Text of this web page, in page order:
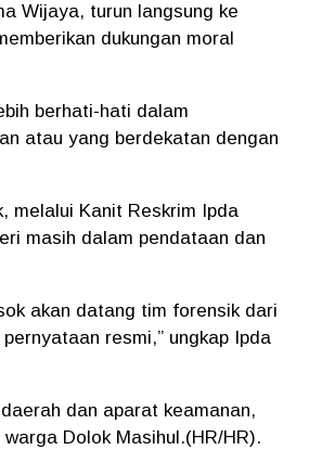
Wijaya, turun langsung ke
dukungan moral
berhati-hati dalam
atau yang berdekatan dengan
melalui Kanit Reskrim Ipda
masih dalam pendataan dan
akan datang tim forensik dari
resmi,” ungkap Ipda
dan aparat keamanan,
Dolok Masihul.(HR/HR).